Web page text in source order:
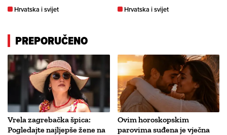
Hrvatska i svijet
Hrvatska i svijet
PREPORUČENO
Vrela zagrebačka špica:
Pogledajte najljepše žene na
Ovim horoskopskim
parovima suđena je vječna